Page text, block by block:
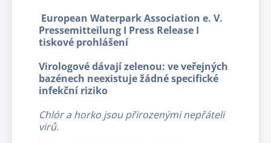
European Waterpark Association e. V.
Pressemitteilung I Press Release I
tiskové prohlášení
Virologové dávají zelenou: ve veřejných
bazénech neexistuje žádné specifické
infekční riziko
Chlór a horko jsou přirozenými nepřáteli
virů.